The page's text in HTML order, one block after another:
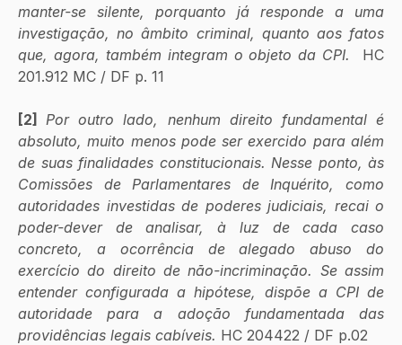
manter-se silente, porquanto já responde a uma
investigação, no âmbito criminal, quanto aos fatos
que, agora, também integram o objeto da CPI.
  HC
201.912 MC / DF p. 11
[2] Por outro lado, nenhum direito fundamental é
absoluto, muito menos pode ser exercido para além
de suas finalidades constitucionais. Nesse ponto, às
Comissões de Parlamentares de Inquérito, como
autoridades investidas de poderes judiciais, recai o
poder-dever de analisar, à luz de cada caso
concreto, a ocorrência de alegado abuso do
exercício do direito de não-incriminação. Se assim
entender configurada a hipótese, dispõe a CPI de
autoridade para a adoção fundamentada das
providências legais cabíveis. HC 204422 / DF p.02